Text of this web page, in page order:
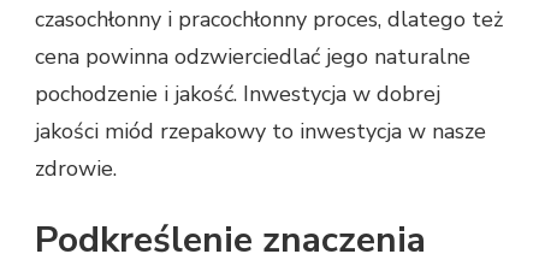
czasochłonny i pracochłonny proces, dlatego też
cena powinna odzwierciedlać jego naturalne
pochodzenie i jakość. Inwestycja w dobrej
jakości miód rzepakowy to inwestycja w nasze
zdrowie.
Podkreślenie znaczenia